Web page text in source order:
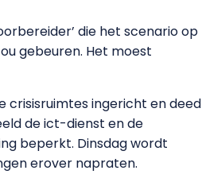
die het scenario op
gebeuren. Het moest
crisisruimtes ingericht en deed
de ict-dienst en de
beperkt. Dinsdag wordt
erover napraten.